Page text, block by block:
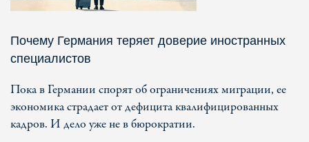
Почему Германия теряет доверие иностранных
специалистов
Пока в Германии спорят об ограничениях миграции, ее
экономика страдает от дефицита квалифицированных
кадров. И дело уже не в бюрократии.